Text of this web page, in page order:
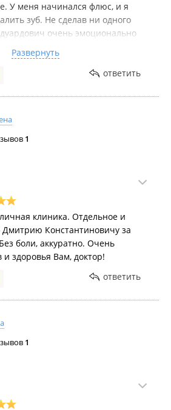
У меня начинался флюс, и я
зуб. Не сделав ни одного
очень эмоционально
И я поверила
Врач, которая лечила,
поставили. А через месяц
(!) обнаружилась киста. И
попить антибиотики и полоскать
уж: "профессионалы"!
Развернуть
ответить
1
клиника. Отдельное и
Дмитрию Константиновичу за
боли, аккуратно. Очень
и здоровья Вам, доктор!
ответить
1